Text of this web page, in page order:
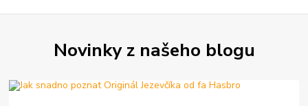
Novinky z našeho blogu